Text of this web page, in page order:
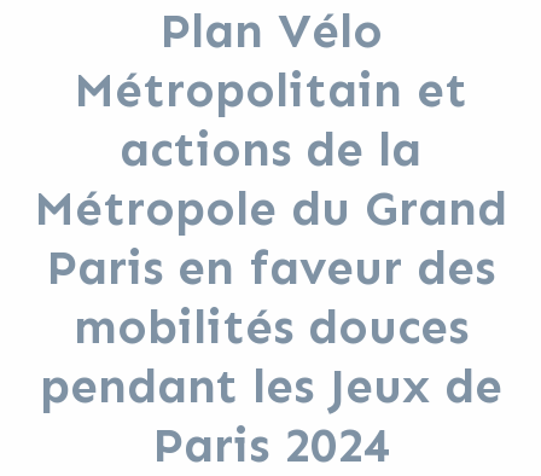
Plan Vélo
Métropolitain et
actions de la
Métropole du Grand
Paris en faveur des
mobilités douces
pendant les Jeux de
Paris 2024